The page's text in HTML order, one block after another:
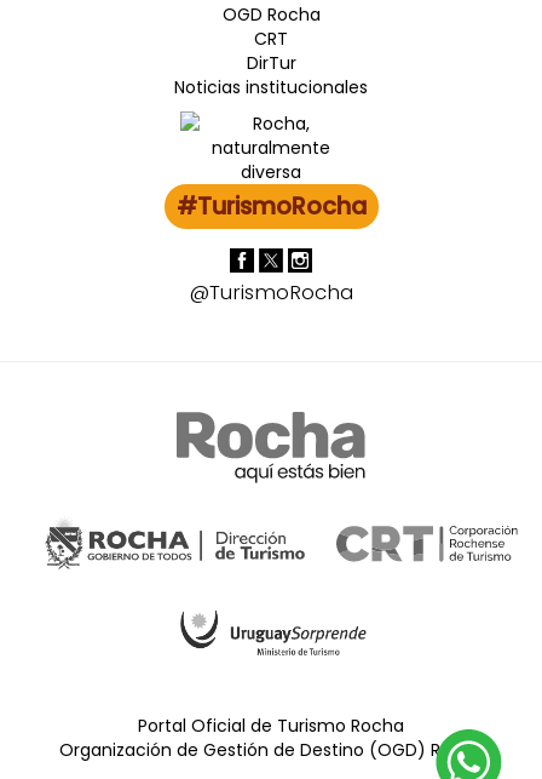
OGD Rocha
CRT
DirTur
Noticias institucionales
#TurismoRocha
@TurismoRocha
Portal Oficial de Turismo Rocha
Organización de Gestión de Destino (OGD) Rocha